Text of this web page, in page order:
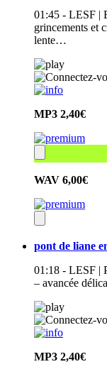
01:45 - LESF |
grincements et
lente…
MP3 2,40€
WAV 6,00€
pont de liane
01:18 - LESF |
– avancée
MP3 2,40€